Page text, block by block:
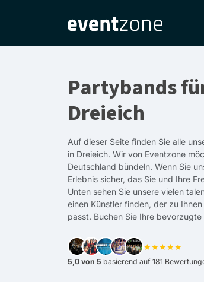
Partybands
Dreieich
Auf dieser Seite finden Sie alle
in Dreieich. Wir von Eventzone
Deutschland bündeln. Wenn Sie
Erlebnis sicher, das Sie und Ihre
Unten sehen Sie unsere vielen
einen Künstler finden, der zu
passt. Buchen Sie Ihre
★★★★★
5,0 von 5 basierend auf 181